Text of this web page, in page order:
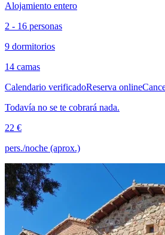
Alojamiento entero
2 - 16 personas
9 dormitorios
14 camas
Calendario verificadoReserva online
Todavía no se te cobrará nada.
22 €
pers./noche (aprox.)